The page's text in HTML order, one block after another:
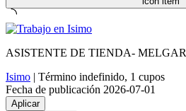
ASISTENTE DE TIENDA- MELGAR
Isimo | Término indefinido, 1 cupos
Fecha de publicación 2026-07-01
Aplicar